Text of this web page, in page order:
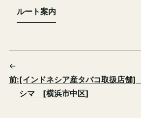
ルート案内
←
前:[インドネシア産タバコ取扱店舗
シマ [横浜市中区]